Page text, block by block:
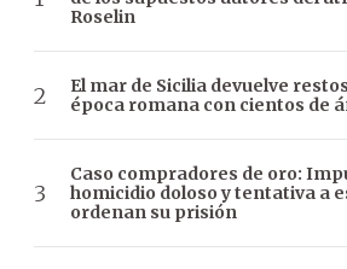
Roselin
El mar de Sicilia devuelve
época romana con cientos de
Caso compradores de oro:
homicidio doloso y tentativa a
ordenan su prisión